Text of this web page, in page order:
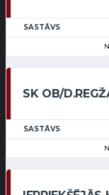
SASTĀVS
SK OB/
SASTĀVS